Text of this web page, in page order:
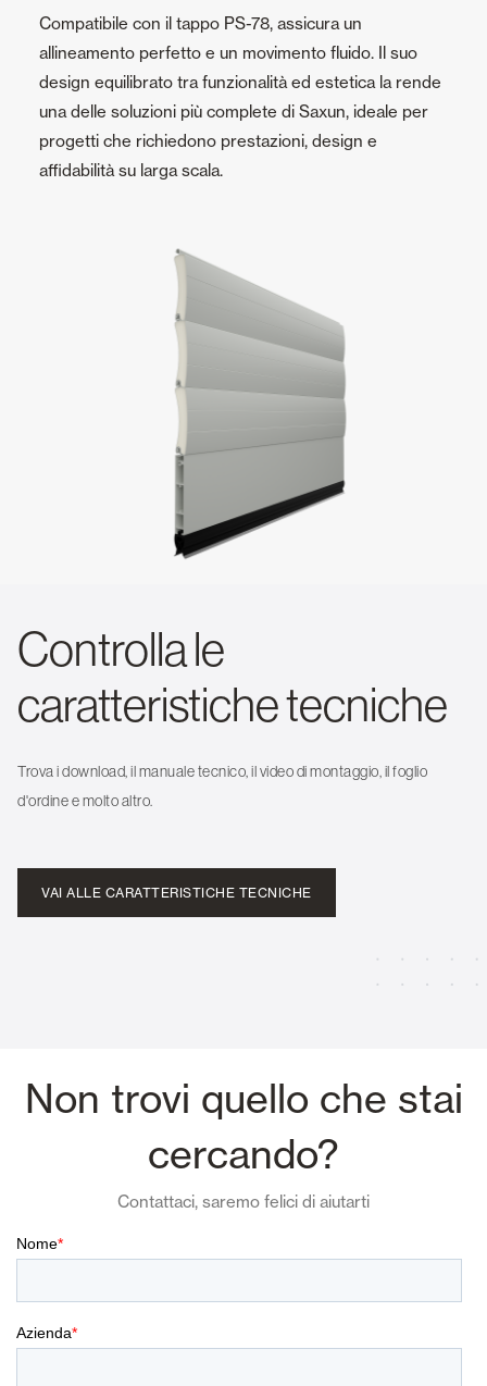
Compatibile con il tappo PS-78, assicura un
allineamento perfetto e un movimento fluido. Il suo
design equilibrato tra funzionalità ed estetica la rende
una delle soluzioni più complete di Saxun, ideale per
progetti che richiedono prestazioni, design e
affidabilità su larga scala.
Controlla le
caratteristiche tecniche
Trova i download, il manuale tecnico, il video di montaggio, il foglio
d'ordine e molto altro.
VAI ALLE CARATTERISTICHE TECNICHE
Non trovi quello che stai
cercando?
Contattaci, saremo felici di aiutarti